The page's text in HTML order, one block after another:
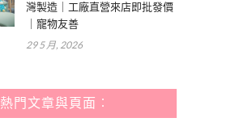
灣製造｜工廠直營來店即批發價
｜寵物友善
29 5 月, 2026
熱門文章與頁面︰